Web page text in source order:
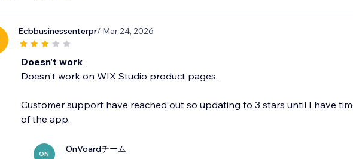
Ecbbusinessenterpr/ Mar 24, 2026
Doesn't work
Doesn't work on WIX Studio product pages.
Customer support have reached out so updating to 3 stars until I have
of the app.
ON OnVoardチーム